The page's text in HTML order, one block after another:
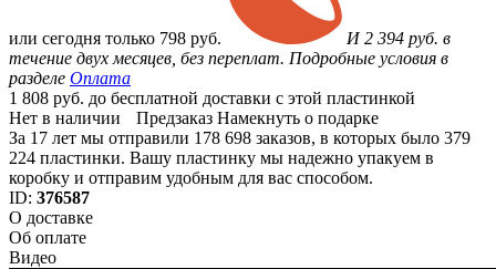
или сегодня только 798 руб.
И 2 394 руб. в
течение двух месяцев, без переплат. Подробные условия в
разделе Оплата
1 808 руб. до бесплатной доставки с этой пластинкой
Нет в наличии
Предзаказ Намекнуть о подарке
За 17 лет мы отправили 178 698 заказов, в которых было 379
224 пластинки. Вашу пластинку мы надежно упакуем в
коробку и отправим удобным для вас способом.
ID: 376587
О доставке
Об оплате
Видео